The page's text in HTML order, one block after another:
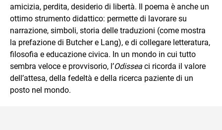
amicizia, perdita, desiderio di libertà. Il poema è anche un
ottimo strumento didattico: permette di lavorare su
narrazione, simboli, storia delle traduzioni (come mostra
la prefazione di Butcher e Lang), e di collegare letteratura,
filosofia e educazione civica. In un mondo in cui tutto
sembra veloce e provvisorio, l’Odissea ci ricorda il valore
dell’attesa, della fedeltà e della ricerca paziente di un
posto nel mondo.